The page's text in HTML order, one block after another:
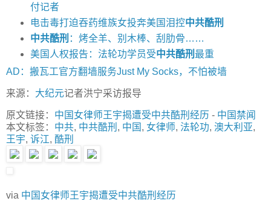
付记者
电击毒打迫吞药维族女投奔美国泪控中共酷刑
中共酷刑 ：烤全羊、别木棒、刮肋骨……
美国人权报告：法轮功学员受中共酷刑 最重
AD：搬瓦工官方翻墙服务Just My Socks，不怕被墙
来源： 大纪元记者洪宁采访报导
原文链接： 中国女律师王宇揭遭受中共酷刑经历 - 中国禁闻
本文标签： 中共, 中共酷刑 , 中国 , 女律师, 法轮功, 澳大利亚,
王宇, 诉江, 酷刑
via 中国女律师王宇揭遭受中共酷刑经历